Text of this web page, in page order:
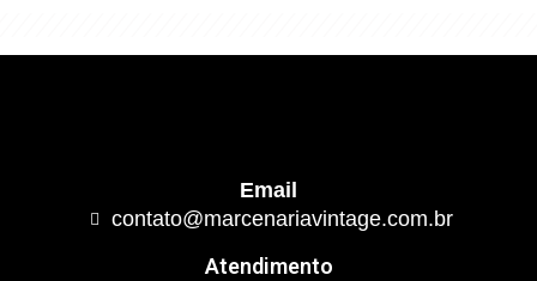
Email
contato@marcenariavintage.com.br
Atendimento